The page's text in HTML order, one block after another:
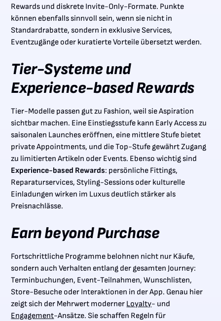
Rewards und diskrete Invite-Only-Formate. Punkte
können ebenfalls sinnvoll sein, wenn sie nicht in
Standardrabatte, sondern in exklusive Services,
Eventzugänge oder kuratierte Vorteile übersetzt werden.
Tier-Systeme und
Experience-based Rewards
Tier-Modelle passen gut zu Fashion, weil sie Aspiration
sichtbar machen. Eine Einstiegsstufe kann Early Access zu
saisonalen Launches eröffnen, eine mittlere Stufe bietet
private Appointments, und die Top-Stufe gewährt Zugang
zu limitierten Artikeln oder Events. Ebenso wichtig sind
Experience-based Rewards: persönliche Fittings,
Reparaturservices, Styling-Sessions oder kulturelle
Einladungen wirken im Luxus deutlich stärker als
Preisnachlässe.
Earn beyond Purchase
Fortschrittliche Programme belohnen nicht nur Käufe,
sondern auch Verhalten entlang der gesamten Journey:
Terminbuchungen, Event-Teilnahmen, Wunschlisten,
Store-Besuche oder Interaktionen in der App. Genau hier
zeigt sich der Mehrwert moderner Loyalty- und
Engagement-Ansätze. Sie schaffen Regeln für